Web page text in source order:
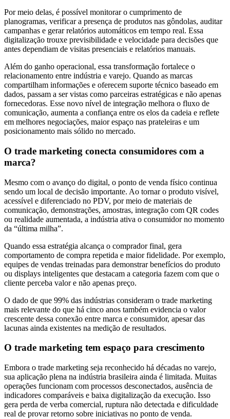
Por meio delas, é possível monitorar o cumprimento de
planogramas, verificar a presença de produtos nas gôndolas, auditar
campanhas e gerar relatórios automáticos em tempo real. Essa
digitalização trouxe previsibilidade e velocidade para decisões que
antes dependiam de visitas presenciais e relatórios manuais.
Além do ganho operacional, essa transformação fortalece o
relacionamento entre indústria e varejo. Quando as marcas
compartilham informações e oferecem suporte técnico baseado em
dados, passam a ser vistas como parceiras estratégicas e não apenas
fornecedoras. Esse novo nível de integração melhora o fluxo de
comunicação, aumenta a confiança entre os elos da cadeia e reflete
em melhores negociações, maior espaço nas prateleiras e um
posicionamento mais sólido no mercado.
O trade marketing conecta consumidores com a
marca?
Mesmo com o avanço do digital, o ponto de venda físico continua
sendo um local de decisão importante. Ao tornar o produto visível,
acessível e diferenciado no PDV, por meio de materiais de
comunicação, demonstrações, amostras, integração com QR codes
ou realidade aumentada, a indústria ativa o consumidor no momento
da “última milha”.
Quando essa estratégia alcança o comprador final, gera
comportamento de compra repetida e maior fidelidade. Por exemplo,
equipes de vendas treinadas para demonstrar benefícios do produto
ou displays inteligentes que destacam a categoria fazem com que o
cliente perceba valor e não apenas preço.
O dado de que 99% das indústrias consideram o trade marketing
mais relevante do que há cinco anos também evidencia o valor
crescente dessa conexão entre marca e consumidor, apesar das
lacunas ainda existentes na medição de resultados.
O trade marketing tem espaço para crescimento
Embora o trade marketing seja reconhecido há décadas no varejo,
sua aplicação plena na indústria brasileira ainda é limitada. Muitas
operações funcionam com processos desconectados, ausência de
indicadores comparáveis e baixa digitalização da execução. Isso
gera perda de verba comercial, ruptura não detectada e dificuldade
real de provar retorno sobre iniciativas no ponto de venda.